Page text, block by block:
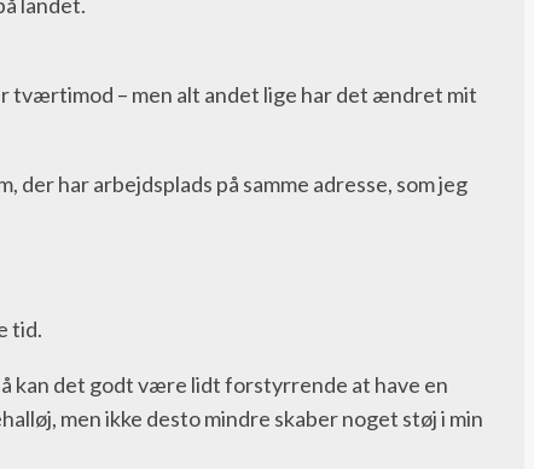
tværtimod – men alt andet lige har det ændret mit
har arbejdsplads på samme adresse, som jeg
tid.
kan det godt være lidt forstyrrende at have en
men ikke desto mindre skaber noget støj i min